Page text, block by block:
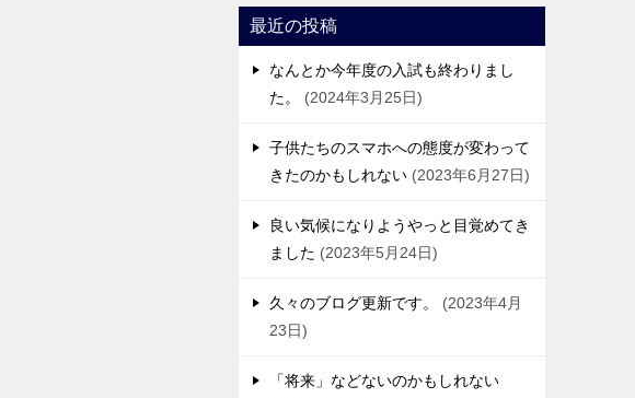
最近の投稿
なんとか今年度の入試も終わりまし
た。
2024年3月25日
子供たちのスマホへの態度が変わって
きたのかもしれない 2023年6月27日
良い気候になりようやっと目覚めてき
ました
2023年5月24日
久々のブログ更新です。
2023年4月
23日
「将来」などないのかもしれない